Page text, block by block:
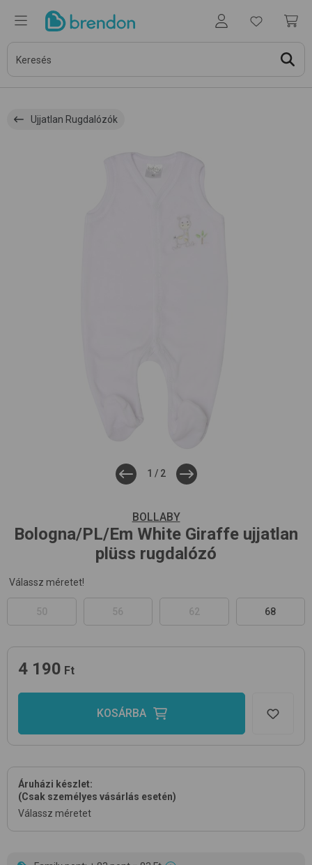
Ujjatlan Rugdalózók
1 / 2
BOLLABY
Bologna/PL/Em White Giraffe ujjatlan
plüss rugdalózó
Válassz méretet!
50 56 62 68
4 190 Ft
KOSÁRBA
Áruházi készlet:
(Csak személyes vásárlás esetén)
Válassz méretet